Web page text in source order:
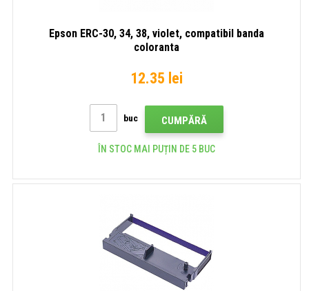
Epson ERC-30, 34, 38, violet, compatibil banda
coloranta
12.35 lei
buc CUMPĂRĂ
ÎN STOC MAI PUȚIN DE 5 BUC